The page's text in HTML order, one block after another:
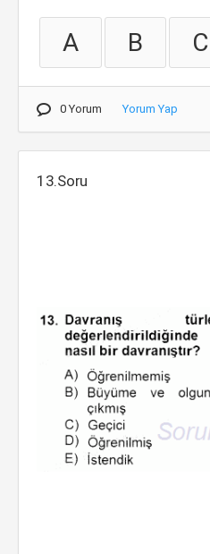
A B C
0 Yorum Yorum Yap
13.Soru